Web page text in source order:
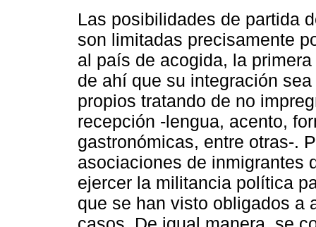
Las posibilidades de partida
son limitadas precisamente
al país de acogida, la
de ahí que su integración
propios tratando de no
recepción -lengua, acento,
gastronómicas, entre otras-.
asociaciones de inmigrantes
ejercer la militancia política
que se han visto obligados a